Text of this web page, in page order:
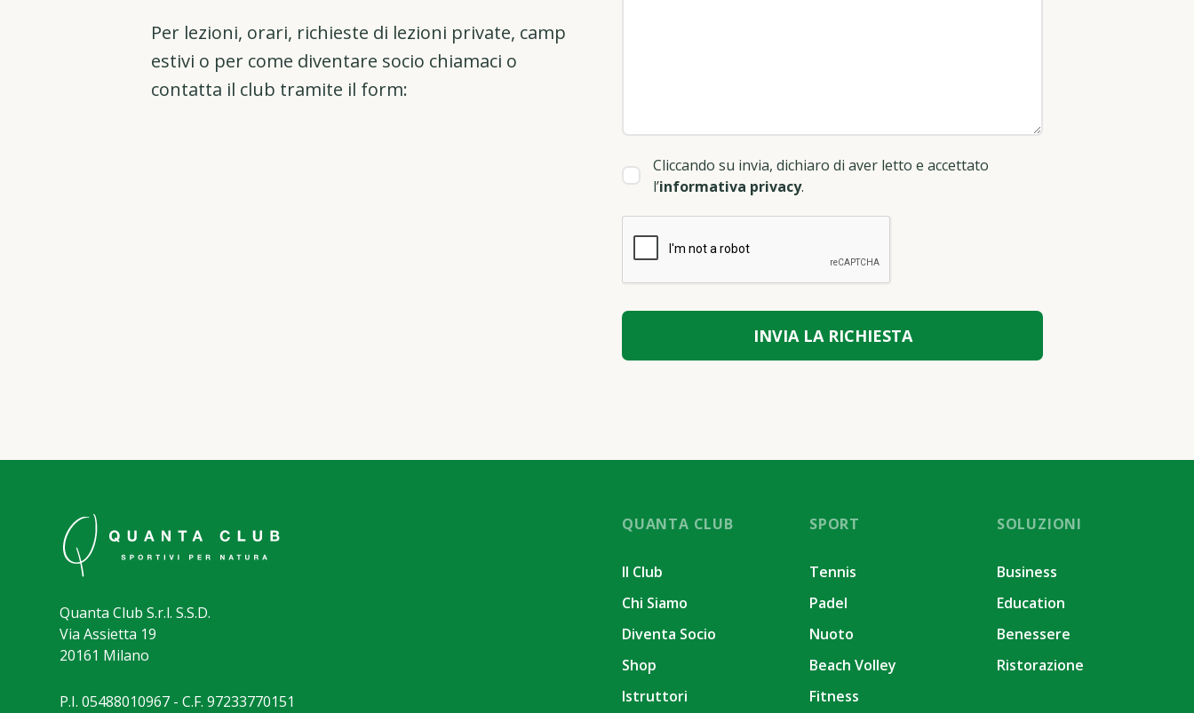
Per lezioni, orari, richieste di lezioni private, camp
estivi o per come diventare socio chiamaci o
contatta il club tramite il form:
Cliccando su invia, dichiaro di aver letto e accettato
l’informativa privacy.
Quanta Club S.r.l. S.S.D.
Via Assietta 19
20161 Milano
P.I. 05488010967 - C.F. 97233770151
QUANTA CLUB
Il Club
Chi Siamo
Diventa Socio
Shop
Istruttori
SPORT
Tennis
Padel
Nuoto
Beach Volley
Fitness
SOLUZIONI
Business
Education
Benessere
Ristorazione